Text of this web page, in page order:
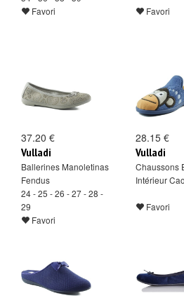
Favori
Favori
37.20 €
Vulladi
Ballerines Manoletinas
Fendus
24 - 25 - 26 - 27 - 28 -
29
Favori
28.15 €
Vulladi
Chaussons
Intérieur
Favori